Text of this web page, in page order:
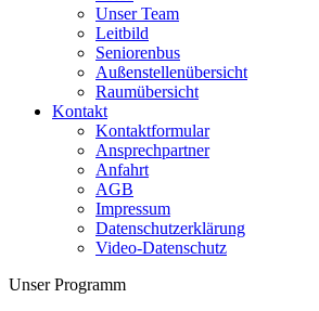
Unser Team
Leitbild
Seniorenbus
Außenstellenübersicht
Raumübersicht
Kontakt
Kontaktformular
Ansprechpartner
Anfahrt
AGB
Impressum
Datenschutzerklärung
Video-Datenschutz
Unser Programm